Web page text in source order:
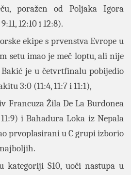
poražen od Poljaka Igora
12:10 i 12:8).
ekipe s prvenstva Evrope u
setu imao je meč loptu, ali nije
je u četvrtfinalu pobijedio
3:0 (11:4, 11:7 i 11:1),
Francuza Žila De La Burdonea
11:9) i Bahadura Loka iz Nepala
prvoplasirani u C grupi izborio
kategoriji S10, uoči nastupa u